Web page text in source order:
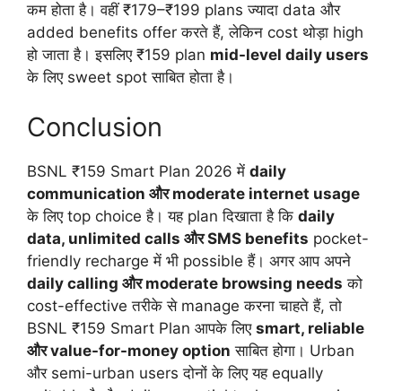
कम होता है। वहीं ₹179–₹199 plans ज्यादा data और
added benefits offer करते हैं, लेकिन cost थोड़ा high
हो जाता है। इसलिए ₹159 plan mid-level daily users
के लिए sweet spot साबित होता है।
Conclusion
BSNL ₹159 Smart Plan 2026 में daily
communication और moderate internet usage
के लिए top choice है। यह plan दिखाता है कि daily
data, unlimited calls और SMS benefits pocket-
friendly recharge में भी possible हैं। अगर आप अपने
daily calling और moderate browsing needs को
cost-effective तरीके से manage करना चाहते हैं, तो
BSNL ₹159 Smart Plan आपके लिए smart, reliable
और value-for-money option साबित होगा। Urban
और semi-urban users दोनों के लिए यह equally